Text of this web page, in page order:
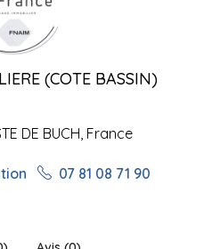
(COTE BASSIN)
DE BUCH, France
07 81 08 71 90